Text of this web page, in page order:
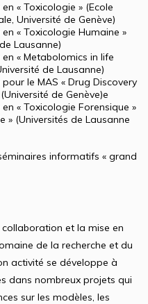
« Toxicologie » (Ecole
Université de Genève)
« Toxicologie Humaine »
Lausanne)
« Metabolomics in life
de Lausanne)
le MAS « Drug Discovery
de Genève)e
« Toxicologie Forensique »
» (Universités de Lausanne
informatifs « grand
et la mise en
de la recherche et du
activité se développe à
dans nombreux projets qui
sur les modèles, les